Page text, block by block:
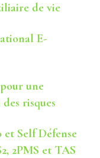
de vie
E-
une
risques
Self Défense
2PMS et TAS